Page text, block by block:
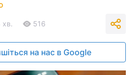
хв. 516
на нас в Google